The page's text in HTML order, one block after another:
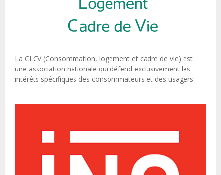
La CLCV (Consommation, logement et cadre de vie) est
une association nationale qui défend exclusivement les
intérêts spécifiques des consommateurs et des usagers.